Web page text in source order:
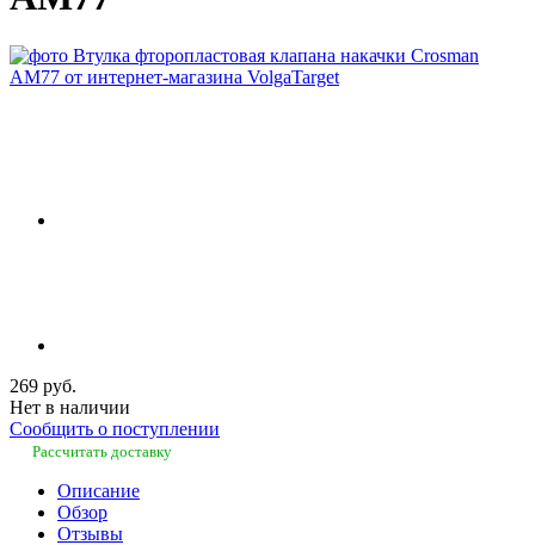
269 руб.
Нет в наличии
Сообщить о поступлении
Рассчитать доставку
Описание
Обзор
Отзывы